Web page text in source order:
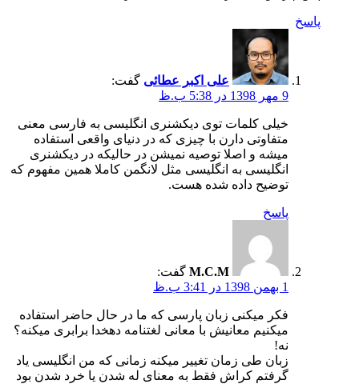
پاسخ
علی اکبر عطائی گفت:
9 مهر 1398 در 5:38 ب.ظ
خیلی کلمات توی دیکشنری انگلیسی به فارسی معنی
متفاوتی دارن با چیزی که در دنیای واقعی استفاده
میشه و اصلا توصیه نمیشن در حالیکه در دیکشنری
انگلیسی به انگلیسی مثل لانگمن کاملا همین مفهوم که
توضیح داده شده هست.
پاسخ
M.C.M گفت:
1 بهمن 1398 در 3:41 ب.ظ
فکر میکنی زبان پارسی که ما در حال حاضر استفاده
میکنیم معانیش با معانی لغتنامه دهخدا برابری میکنه؟
نه!
زبان طی زمان تغییر میکنه زمانی که من انگلیسی یاد
گرفتم کراش فقط به معنای له شدن یا خرد شدن بود